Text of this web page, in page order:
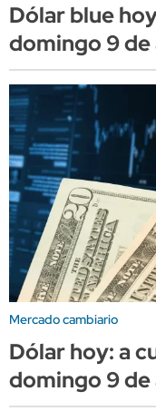
Dólar blue
domingo 9
Mercado cambiario
Dólar hoy: a
domingo 9